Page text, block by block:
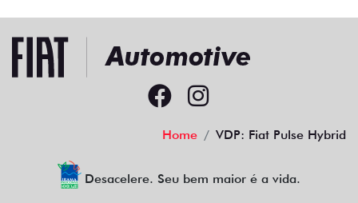
Home VDP: Fiat Pulse Hybrid
Desacelere. Seu bem maior é a vida.